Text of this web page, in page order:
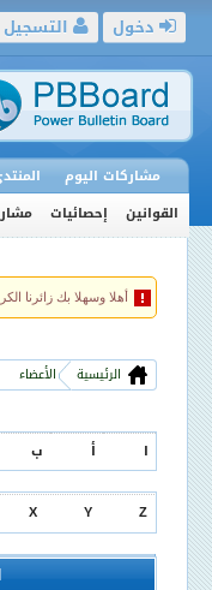
التسجيل دخول
مشاركات اليوم
القوانين
إحصائيات
أهلا وسهلا بك زائرنا
الرئيسية الأعضاء
ا أ ب
X Y Z